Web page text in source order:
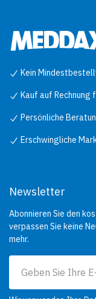
Kein
Kauf auf Rechnung
Persönliche
Erschwingliche
Newsletter
Abonnieren Sie den
verpassen Sie keine
mehr.